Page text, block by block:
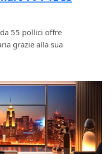
55 pollici offre
grazie alla sua